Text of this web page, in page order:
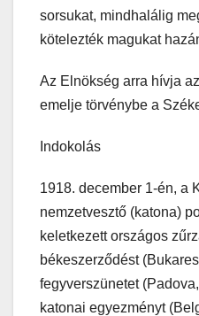
sorsukat, mindhalálig
kötelezték magukat
Az Elnökség arra hívja
emelje törvénybe a
Indokolás
1918. december 1-én, a
nemzetvesztő (katona)
keletkezett országos
békeszerződést
fegyverszünetet
katonai egyezményt